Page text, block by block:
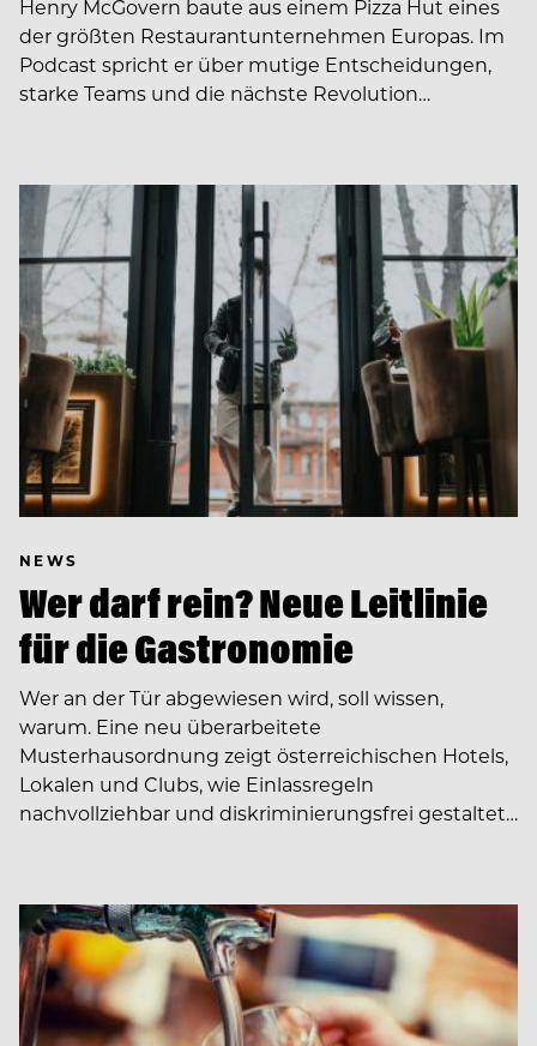
Henry McGovern baute aus einem Pizza Hut eines
der größten Restaurantunternehmen Europas. Im
Podcast spricht er über mutige Entscheidungen,
starke Teams und die nächste Revolution…
NEWS
Wer darf rein? Neue Leitlinie
für die Gastronomie
Wer an der Tür abgewiesen wird, soll wissen,
warum. Eine neu überarbeitete
Musterhausordnung zeigt österreichischen Hotels,
Lokalen und Clubs, wie Einlassregeln
nachvollziehbar und diskriminierungsfrei gestaltet…